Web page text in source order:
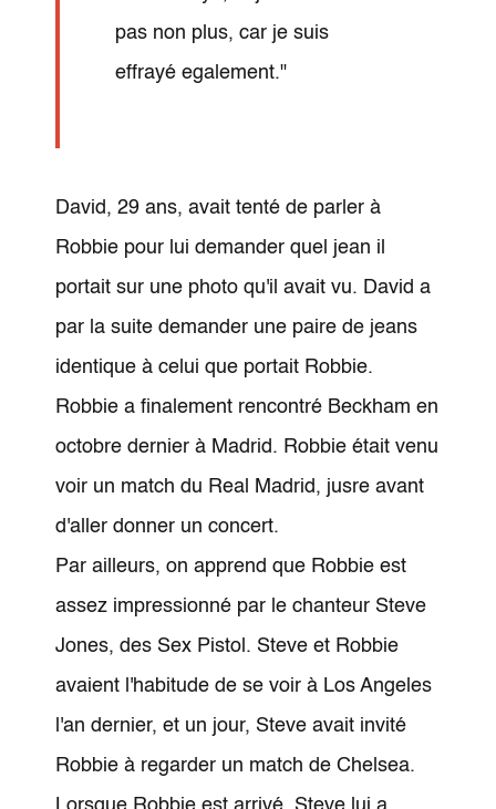
pas non plus, car je suis
effrayé egalement."
David, 29 ans, avait tenté de parler à
Robbie pour lui demander quel jean il
portait sur une photo qu'il avait vu. David a
par la suite demander une paire de jeans
identique à celui que portait Robbie.
Robbie a finalement rencontré Beckham en
octobre dernier à Madrid. Robbie était venu
voir un match du Real Madrid, jusre avant
d'aller donner un concert.
Par ailleurs, on apprend que Robbie est
assez impressionné par le chanteur Steve
Jones, des Sex Pistol. Steve et Robbie
avaient l'habitude de se voir à Los Angeles
l'an dernier, et un jour, Steve avait invité
Robbie à regarder un match de Chelsea.